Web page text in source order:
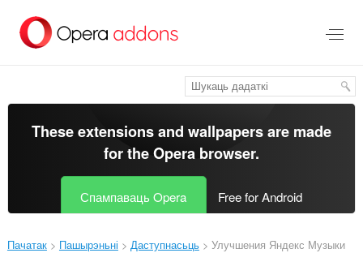
асноўнага
These extensions and wallpapers are made
for theOpera browser.
Спампаваць Opera Free for Android
Пачатак Пашырэньні Даступнасьць Улучшения Яндекс Музыки‎